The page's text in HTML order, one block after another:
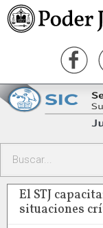
El STJ
situaciones